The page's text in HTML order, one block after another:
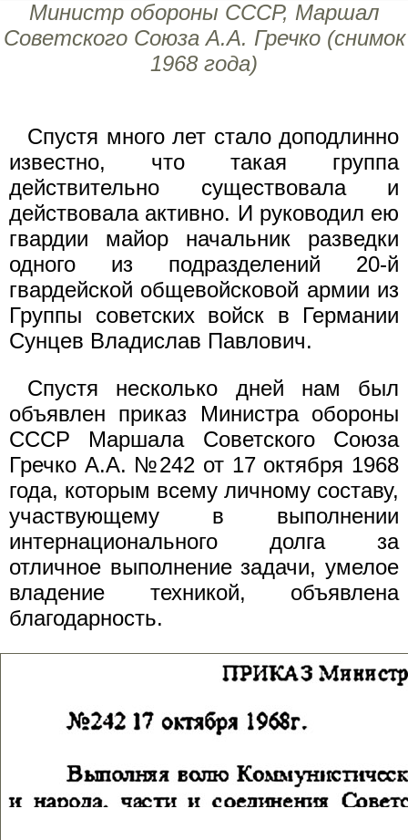
Министр обороны СССР, Маршал
Советского Союза А.А. Гречко (снимок
1968 года)
Спустя много лет стало доподлинно
известно, что такая группа
действительно существовала и
действовала активно. И руководил ею
гвардии майор начальник разведки
одного из подразделений 20-й
гвардейской общевойсковой армии из
Группы советских войск в Германии
Сунцев Владислав Павлович.
Спустя несколько дней нам был
объявлен приказ Министра обороны
СССР Маршала Советского Союза
Гречко А.А. №242 от 17 октября 1968
года, которым всему личному составу,
участвующему в выполнении
интернационального долга за
отличное выполнение задачи, умелое
владение техникой, объявлена
благодарность.